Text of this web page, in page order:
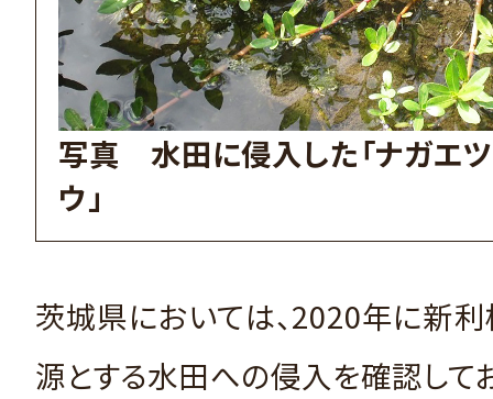
写真 水田に侵入した「ナガエ
ウ」
茨城県においては、2020年に新
源とする水田への侵入を確認して